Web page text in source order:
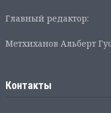
Главный редактор:
Метхиханов Альберт
Контакты